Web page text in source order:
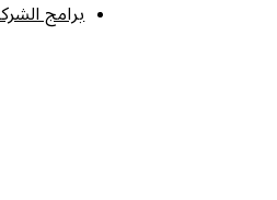
برامج